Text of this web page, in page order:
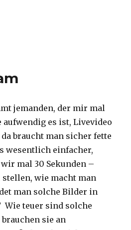
jemanden, der mir mal
es ist, Livevideo
braucht man sicher fette
wesentlich einfacher,
mal 30 Sekunden –
wie macht man
man solche Bilder in
Wie teuer sind solche
sie an